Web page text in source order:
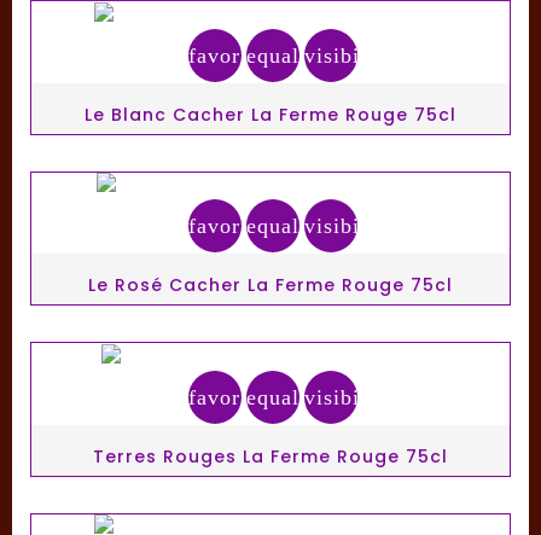
favorite_border
equalizervisibility
Le Blanc Cacher La Ferme Rouge 75cl
favorite_border
equalizervisibility
Le Rosé Cacher La Ferme Rouge 75cl
favorite_border
equalizervisibility
Terres Rouges La Ferme Rouge 75cl